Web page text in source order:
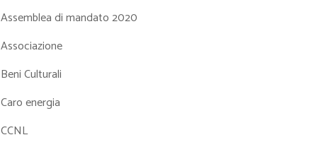
Assemblea di mandato 2020
Associazione
Beni Culturali
Caro energia
CCNL